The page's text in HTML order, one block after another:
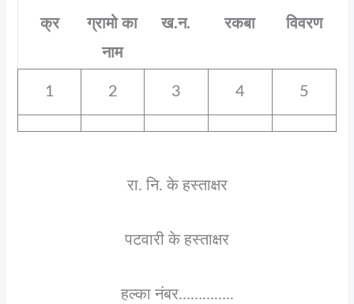
क्र
ग्रामो का
नाम
ख.न. रकबा विवरण
1 2 3 4 5
रा. नि. के हस्ताक्षर
पटवारी के हस्ताक्षर
हल्का नंबर…………..